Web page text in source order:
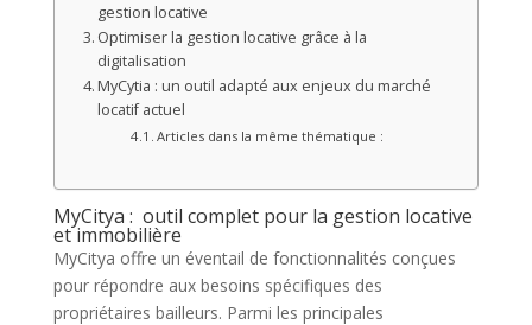
gestion locative
Optimiser la gestion locative grâce à la
digitalisation
MyCytia : un outil adapté aux enjeux du marché
locatif actuel
Articles dans la même thématique :
MyCitya : outil complet pour la gestion locative
et immobilière
MyCitya offre un éventail de fonctionnalités conçues
pour répondre aux besoins spécifiques des
propriétaires bailleurs. Parmi les principales